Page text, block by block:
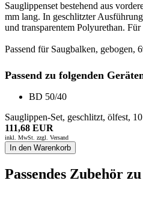
Sauglippenset bestehend aus
mm lang. In geschlitzter
und transparentem Polyurethan.
Passend für Saugbalken, gebogen,
Passend zu folgenden
BD 50/40
Sauglippen-Set, geschlitzt, ölfest,
111,68 EUR
inkl. MwSt. zzgl. Versand
In den Warenkorb
Passendes Zubehör